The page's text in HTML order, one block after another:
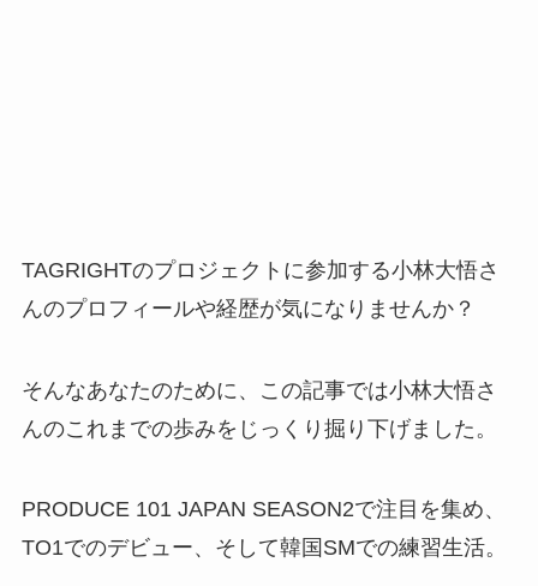
TAGRIGHTのプロジェクトに参加する小林大悟さ
んのプロフィールや経歴が気になりませんか？
そんなあなたのために、この記事では小林大悟さ
んのこれまでの歩みをじっくり掘り下げました。
PRODUCE 101 JAPAN SEASON2で注目を集め、
TO1でのデビュー、そして韓国SMでの練習生活。